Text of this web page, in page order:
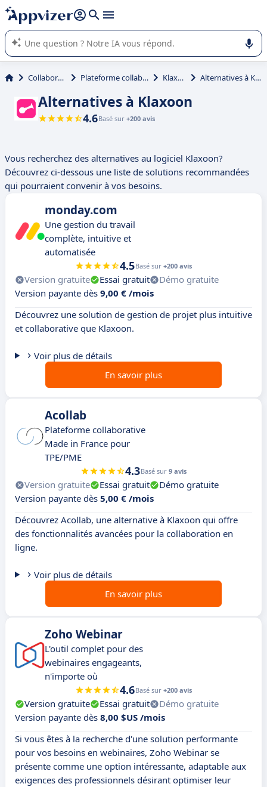
répondre (plusieurs lignes avec
L'IA de Appvizer vous guide dans l'utilisation ou la sélection de
logiciel SaaS en entreprise.
Collaboration Plateforme collaborative Klaxoon Alternatives à Klaxoon
Alternatives à Klaxoon
4.6Basé sur +200 avis
Vous recherchez des alternatives au logiciel Klaxoon?
Découvrez ci-dessous une liste de solutions recommandées
qui pourraient convenir à vos besoins.
monday.com
Une gestion du travail
complète, intuitive et
automatisée
4.5Basé sur +200 avis
Version gratuite Essai gratuit
Démo gratuite
Version payante dès 9,00 € /mois
Découvrez une solution de gestion de projet plus intuitive
et collaborative que Klaxoon.
Voir plus de détails
En savoir plus
Acollab
Plateforme collaborative
Made in France pour
TPE/PME
4.3Basé sur 9 avis
Version gratuite Essai gratuit
Démo gratuite
Version payante dès 5,00 € /mois
Découvrez Acollab, une alternative à Klaxoon qui offre
des fonctionnalités avancées pour la collaboration en
ligne.
Voir plus de détails
En savoir plus
Zoho Webinar
L'outil complet pour des
webinaires engageants,
n'importe où
4.6Basé sur +200 avis
Version gratuite Essai gratuit
Démo gratuite
Version payante dès 8,00 $US /mois
Si vous êtes à la recherche d'une solution performante
pour vos besoins en webinaires, Zoho Webinar se
présente comme une option intéressante, adaptable aux
exigences des professionnels désirant optimiser leur